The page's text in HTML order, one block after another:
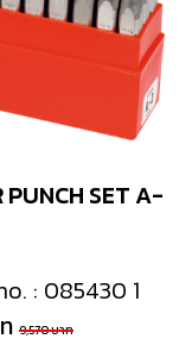
PUNCH SET A-
: 085430 1
9,570 บาท